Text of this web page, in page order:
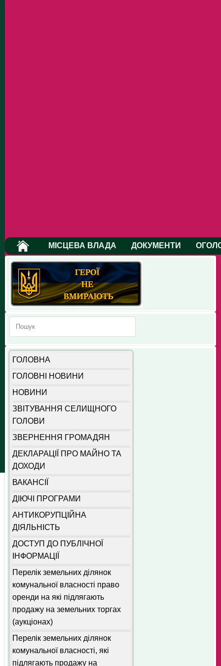
МІСЦЕВА ВЛАДА ДОКУМЕНТИ
ГОЛОВНА
ГОЛОВНІ НОВИНИ
НОВИНИ
ЗВІТУВАННЯ СЕЛИЩНОГО
ГОЛОВИ
ЗВЕРНЕННЯ ГРОМАДЯН
ДЕКЛАРАЦІЇ ПРО МАЙНО ТА
ДОХОДИ
ВАКАНСІЇ
ДІЮЧІ ПРОГРАМИ
АНТИКОРУПЦІЙНА
ДІЯЛЬНІСТЬ
ДОСТУП ДО ПУБЛІЧНОЇ
ІНФОРМАЦІЇ
Перелік земельних ділянок
комунальної власності право
оренди на які підлягають
продажу на земельних торгах
(аукціонах)
Перелік земельних ділянок
комунальної власності, які
підлягають продажу на